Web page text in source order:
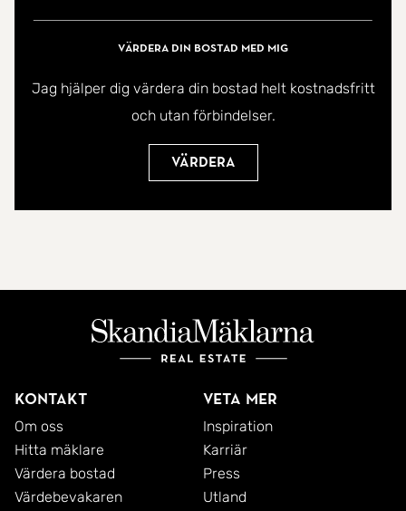
Värdera din bostad med mig
Jag hjälper dig värdera din bostad helt kostnadsfritt
och utan förbindelser.
Värdera
Kontakt
Om oss
Hitta mäklare
Värdera bostad
Värdebevakaren
Veta mer
Inspiration
Karriär
Press
Utland